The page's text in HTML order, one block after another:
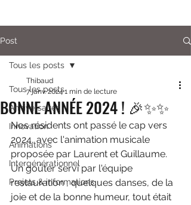
Post
Tous les posts
Anniversaires
Innovation
Animations
Intergénérationnel
Projets & informations
Tous les posts
BONNE ANNÉE 2024 ! 🎉✨✨
Thibaud
7 janv. 20241 min de lecture
Nos résidents ont passé le cap vers
2024, avec l'animation musicale
proposée par Laurent et Guillaume.
Un goûter servi par l'équipe
restauration , quelques danses, de la
joie et de la bonne humeur, tout était